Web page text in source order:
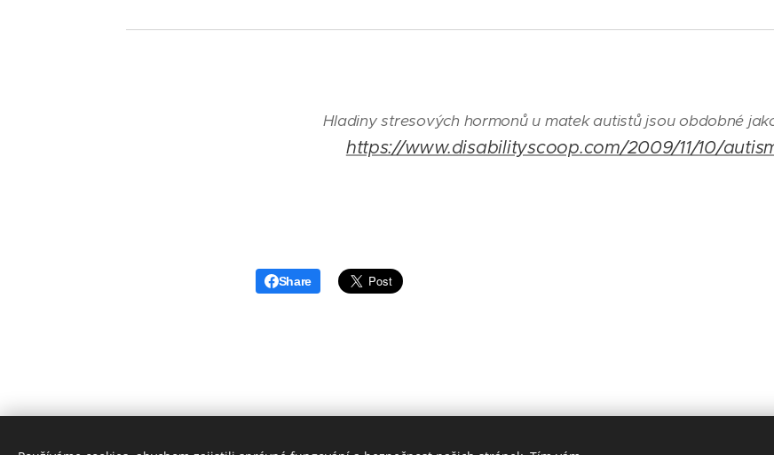
Hladiny stresových hormonů u matek autistů jsou obdobné
https://www.disabilityscoop.com/2009/11/10/
Share